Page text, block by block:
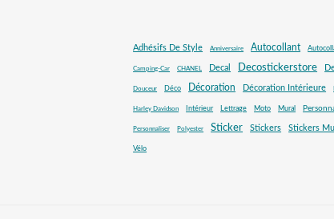
Adhésifs De Style Anniversaire Autocollant
Camping-Car CHANEL Decal Decostickerstore
Douceur Déco Décoration Décoration Intérieure
Harley Davidson Intérieur Lettrage Moto Mural
Personnaliser Polyester Sticker Stickers Stickers
Vélo